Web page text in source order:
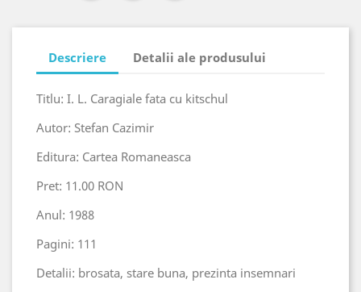
Descriere Detalii ale produsului
Titlu: I. L. Caragiale fata cu kitschul
Autor: Stefan Cazimir
Editura: Cartea Romaneasca
Pret: 11.00 RON
Anul: 1988
Pagini: 111
Detalii: brosata, stare buna, prezinta insemnari